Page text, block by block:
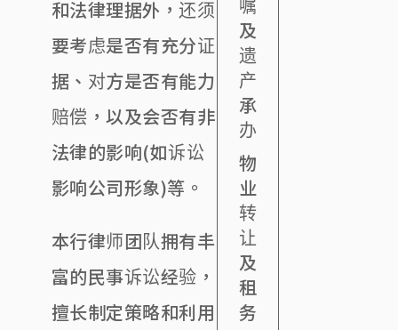
和法律理据外，还须
要考虑是否有充分证
据、对方是否有能力
赔偿，以及会否有非
法律的影响(如诉讼
影响公司形象)等。
本行律师团队拥有丰
富的民事诉讼经验，
擅长制定策略和利用
及
遗
产
承
办
物
业
转
让
及
租
务